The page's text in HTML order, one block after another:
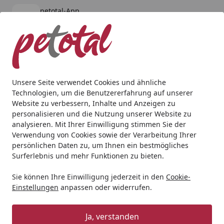
Unsere Seite verwendet Cookies und ähnliche
Technologien, um die Benutzererfahrung auf unserer
Website zu verbessern, Inhalte und Anzeigen zu
personalisieren und die Nutzung unserer Website zu
analysieren. Mit Ihrer Einwilligung stimmen Sie der
Verwendung von Cookies sowie der Verarbeitung Ihrer
persönlichen Daten zu, um Ihnen ein bestmögliches
Surferlebnis und mehr Funktionen zu bieten.
Sie können Ihre Einwilligung jederzeit in den Cookie-
Einstellungen anpassen oder widerrufen.
Ja, verstanden
petotal-App
kostenlos - Im App Store
Alle Produkte
Mein Konto
Suchen
Startseite
Hund Snacks Josera Hund 70g Meat Bites Mini Turkey
Josera Hund 70g Meat Bites Mini
Turkey